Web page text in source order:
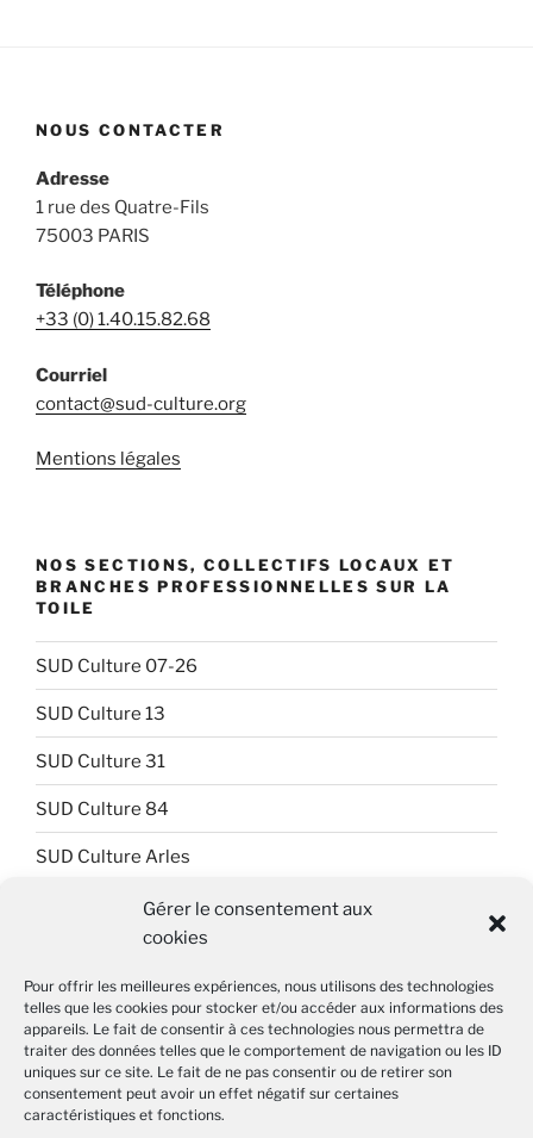
Gérer le consentement aux
cookies
Pour offrir les meilleures expériences, nous utilisons des technologies
telles que les cookies pour stocker et/ou accéder aux informations des
appareils. Le fait de consentir à ces technologies nous permettra de
traiter des données telles que le comportement de navigation ou les ID
uniques sur ce site. Le fait de ne pas consentir ou de retirer son
consentement peut avoir un effet négatif sur certaines
caractéristiques et fonctions.
NOUS CONTACTER
Adresse
1 rue des Quatre-Fils
75003 PARIS
Téléphone
+33 (0) 1.40.15.82.68
Courriel
contact@sud-culture.org
Mentions légales
NOS SECTIONS, COLLECTIFS LOCAUX ET
BRANCHES PROFESSIONNELLES SUR LA
TOILE
SUD Culture 07-26
SUD Culture 13
SUD Culture 31
SUD Culture 84
SUD Culture Arles
SUD Culture Art Architecture
SUD Culture Beaubourg
SUD Culture Bibliothèque nationale de France (BnF)
SUD Culture Métiers du livre
SUD Culture MICAM IDF